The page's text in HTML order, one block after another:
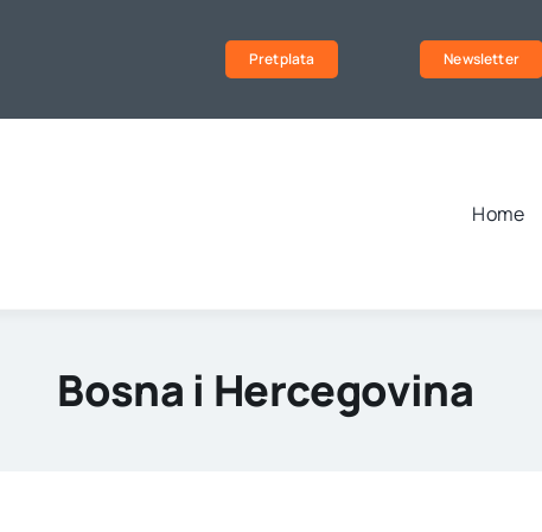
Pretplata Newsletter
Home
Bosna i Hercegovina